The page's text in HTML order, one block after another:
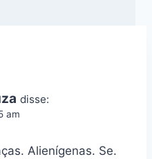
disse:
am
Alienígenas. Se.